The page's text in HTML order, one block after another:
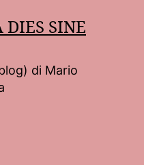
SINE
di Mario